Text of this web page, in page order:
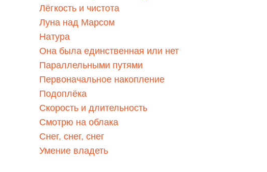
Лёгкость и чистота
Луна над Марсом
Натура
Она была единственная или нет
Параллельными путями
Первоначальное накопление
Подоплёка
Скорость и длительность
Смотрю на облака
Снег, снег, снег
Умение владеть